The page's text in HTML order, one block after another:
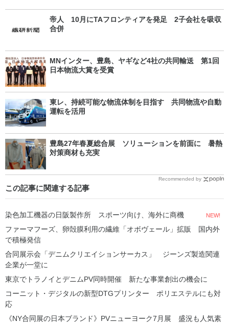
帝人 10月にTAフロンティアを発足 2子会社を吸収
合併
MNインター、豊島、ヤギなど4社の共同輸送 第1回
日本物流大賞を受賞
東レ、持続可能な物流体制を目指す 共同物流や自動
運転を活用
豊島27年春夏総合展 ソリューションを前面に 暑熱
対策商材も充実
Recommended by
この記事に関連する記事
染色加工機器の日阪製作所 スポーツ向け、海外に商機 NEW!
ファーマフーズ、卵殻膜利用の繊維「オボヴェール」拡販 国内外
で積極発信
合同展示会「デニムクリエイションサーカス」 ジーンズ製造関連
企業が一堂に
東京でトラノイとデニムPV同時開催 新たな事業創出の機会に
コーニット・デジタルの新型DTGプリンター ポリエステルにも対
応
《NY合同展の日本ブランド》PVニューヨーク7月展 盛況も人気素